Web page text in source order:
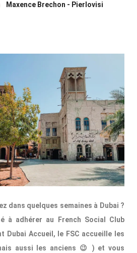
Maxence Brechon - Pierlovisi
dans quelques semaines à Dubai ?
à adhérer au French Social Club
Dubai Accueil, le FSC accueille les
aussi les anciens 😉 ) et vous